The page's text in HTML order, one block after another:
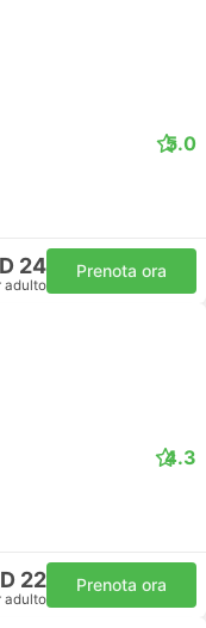
5.0
24
adulto
Prenota ora
4.3
22
adulto
Prenota ora